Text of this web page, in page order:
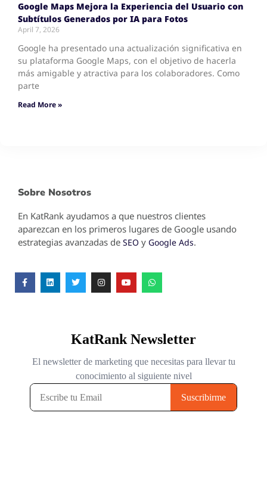
Google Maps Mejora la Experiencia del Usuario con
Subtítulos Generados por IA para Fotos
April 7, 2026
Google ha presentado una actualización significativa en
su plataforma Google Maps, con el objetivo de hacerla
más amigable y atractiva para los colaboradores. Como
parte
Read More »
Sobre Nosotros
En KatRank ayudamos a que nuestros clientes
aparezcan en los primeros lugares de Google usando
estrategias avanzadas de SEO y Google Ads.